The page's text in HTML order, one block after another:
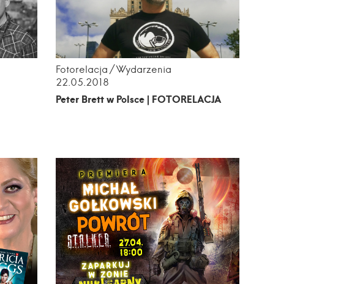
Fotorelacja
Wydarzenia
22.05.2018
Peter Brett w Polsce | FOTORELACJA